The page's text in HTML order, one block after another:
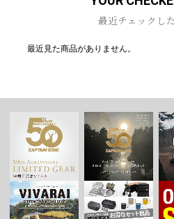
最近チェックし
最近見た商品がありません。